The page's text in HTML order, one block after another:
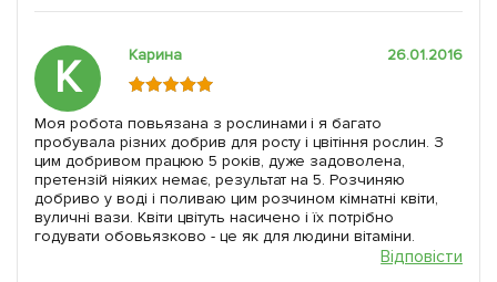
К Карина 26.01.2016
Моя робота повьязана з рослинами і я багато
пробувала різних добрив для росту і цвітіння рослин. З
цим добривом працюю 5 років, дуже задоволена,
претензій ніяких немає, результат на 5. Розчиняю
добриво у воді і поливаю цим розчином кімнатні квіти,
вуличні вази. Квіти цвітуть насичено і їх потрібно
годувати обовьязково - це як для людини вітаміни.
Відповісти